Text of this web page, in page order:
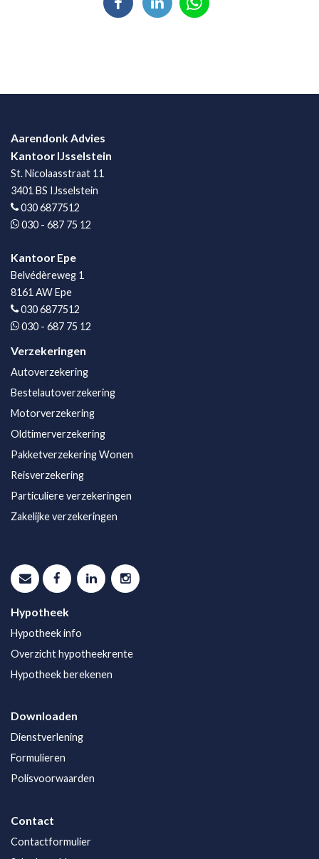
Aarendonk Advies
Kantoor IJsselstein
St. Nicolaasstraat 11
3401 BS IJsselstein
030 6877512
030 - 687 75 12
Kantoor Epe
Belvédèreweg 1
8161 AW Epe
030 6877512
030 - 687 75 12
Verzekeringen
Autoverzekering
Bestelautoverzekering
Motorverzekering
Oldtimerverzekering
Pakketverzekering Wonen
Reisverzekering
Particuliere verzekeringen
Zakelijke verzekeringen
Hypotheek
Hypotheek info
Overzicht hypotheekrente
Hypotheek berekenen
Downloaden
Dienstverlening
Formulieren
Polisvoorwaarden
Contact
Contactformulier